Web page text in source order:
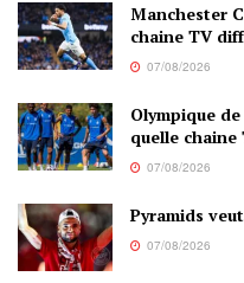
Manchester
chaine TV
07/08/2026
Olympique
quelle chaine
07/08/2026
Pyramids
07/08/2026